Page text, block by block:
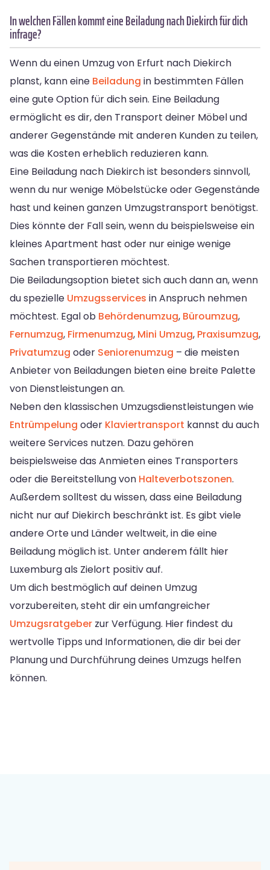
In welchen Fällen kommt eine Beiladung nach Diekirch für dich
infrage?
Wenn du einen Umzug von Erfurt nach Diekirch
planst, kann eine Beiladung in bestimmten Fällen
eine gute Option für dich sein. Eine Beiladung
ermöglicht es dir, den Transport deiner Möbel und
anderer Gegenstände mit anderen Kunden zu teilen,
was die Kosten erheblich reduzieren kann.
Eine Beiladung nach Diekirch ist besonders sinnvoll,
wenn du nur wenige Möbelstücke oder Gegenstände
hast und keinen ganzen Umzugstransport benötigst.
Dies könnte der Fall sein, wenn du beispielsweise ein
kleines Apartment hast oder nur einige wenige
Sachen transportieren möchtest.
Die Beiladungsoption bietet sich auch dann an, wenn
du spezielle Umzugsservices in Anspruch nehmen
möchtest. Egal ob Behördenumzug, Büroumzug,
Fernumzug, Firmenumzug, Mini Umzug, Praxisumzug,
Privatumzug oder Seniorenumzug – die meisten
Anbieter von Beiladungen bieten eine breite Palette
von Dienstleistungen an.
Neben den klassischen Umzugsdienstleistungen wie
Entrümpelung oder Klaviertransport kannst du auch
weitere Services nutzen. Dazu gehören
beispielsweise das Anmieten eines Transporters
oder die Bereitstellung von Halteverbotszonen.
Außerdem solltest du wissen, dass eine Beiladung
nicht nur auf Diekirch beschränkt ist. Es gibt viele
andere Orte und Länder weltweit, in die eine
Beiladung möglich ist. Unter anderem fällt hier
Luxemburg als Zielort positiv auf.
Um dich bestmöglich auf deinen Umzug
vorzubereiten, steht dir ein umfangreicher
Umzugsratgeber zur Verfügung. Hier findest du
wertvolle Tipps und Informationen, die dir bei der
Planung und Durchführung deines Umzugs helfen
können.